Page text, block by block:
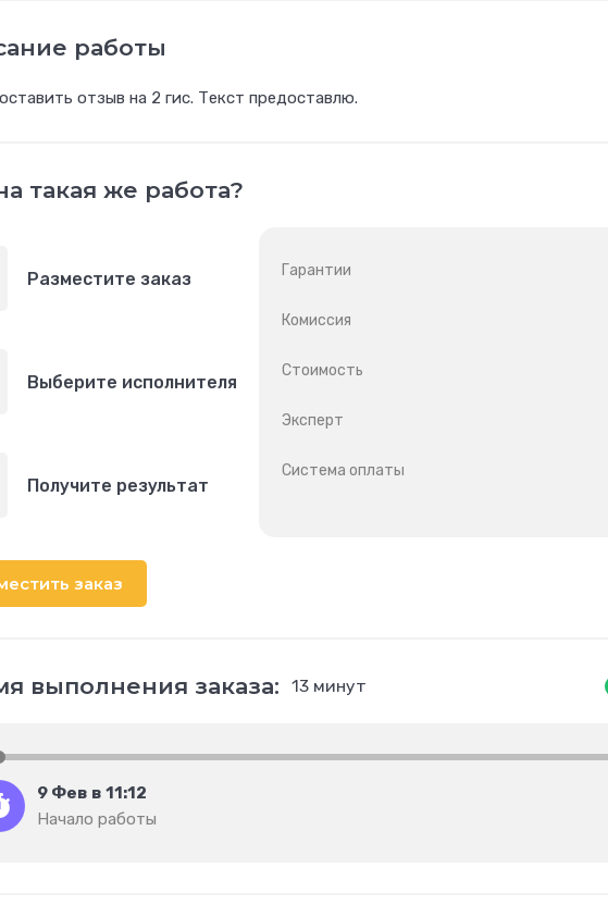
работы
отзыв на 2 гис. Текст предоставлю.
такая же работа?
Разместите заказ
Выберите исполнителя
Получите результат
Гарантии
Комиссия
Стоимость
Эксперт
Система оплаты
заказ
выполнения заказа: 13 минут
9 Фев в 11:12
Начало работы